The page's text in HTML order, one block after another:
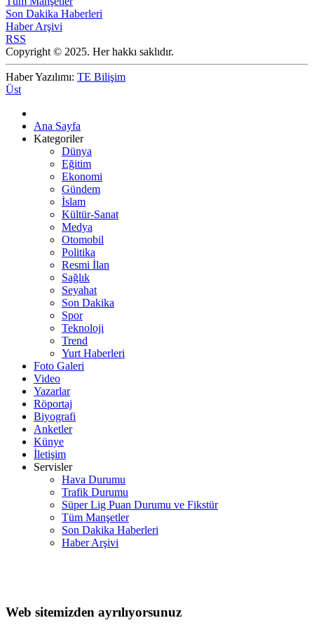
Son Dakika Haberleri
Haber Arşivi
RSS
Copyright © 2025. Her hakkı saklıdır.
Haber Yazılımı: TE Bilişim
Üst
Ana Sayfa
Kategoriler
Dünya
Eğitim
Ekonomi
Gündem
İslam
Kültür-Sanat
Medya
Otomobil
Politika
Resmi İlan
Sağlık
Seyahat
Son Dakika
Spor
Teknoloji
Trend
Yurt Haberleri
Foto Galeri
Video
Yazarlar
Röportaj
Biyografi
Anketler
Künye
İletişim
Servisler
Hava Durumu
Trafik Durumu
Süper Lig Puan Durumu ve Fikstür
Tüm Manşetler
Son Dakika Haberleri
Haber Arşivi
Web sitemizden ayrılıyorsunuz